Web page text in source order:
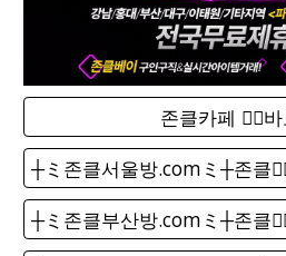
존클카페 ❤️‍🔥